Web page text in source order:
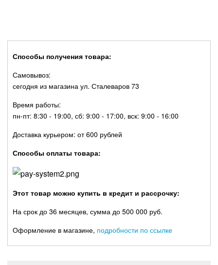
Способы получения товара:
Самовывоз:
сегодня из магазина ул. Сталеваров 73
Время работы:
пн-пт: 8:30 - 19:00, сб: 9:00 - 17:00, вск: 9:00 - 16:00
Доставка курьером: от 600 рублей
Способы оплаты товара:
Этот товар можно купить в кредит и рассрочку:
На срок до 36 месяцев, сумма до 500 000 руб.
Оформление в магазине, подробности по ссылке